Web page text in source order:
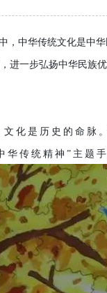
，中华传统文化是中
进一步弘扬中华民族
化是历史的命脉
华传统精神”主题